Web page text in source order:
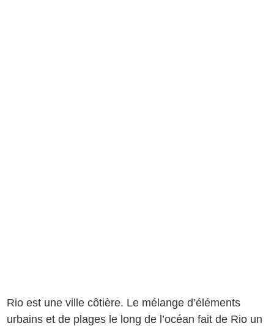
Rio est une ville côtière. Le mélange d’éléments
urbains et de plages le long de l’océan fait de Rio un